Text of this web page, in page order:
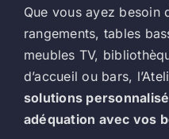
Que vous ayez besoin
rangements, tables
meubles TV,
d’accueil ou bars,
solutions
adéquation avec vos